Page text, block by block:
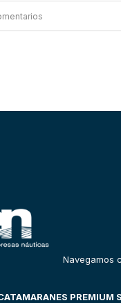
Navegamos
PREMIUM